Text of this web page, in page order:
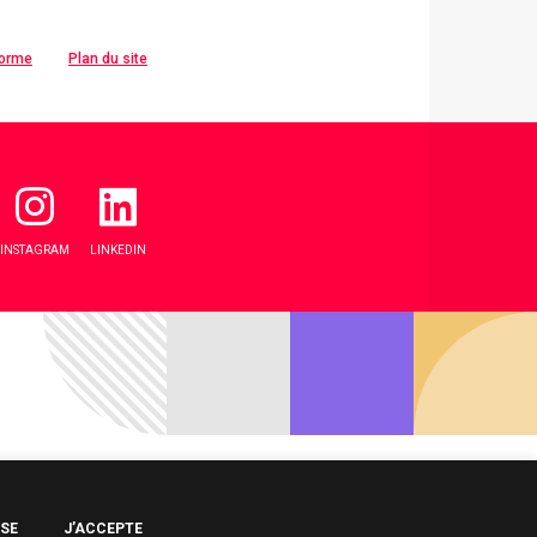
Plan du site
INSTAGRAM LINKEDIN
J’ACCEPTE